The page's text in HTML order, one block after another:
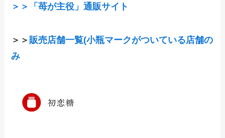
＞＞「苺が主役」通販サイト
＞＞ 販売店舗一覧(小瓶マークがついている店舗の
み